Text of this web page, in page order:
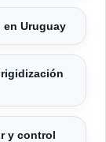
Uruguay
y control